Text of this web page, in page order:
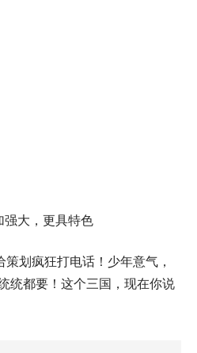
大，更具特色
划疯狂打电话！少年意气，
统都要！这个三国，现在你说